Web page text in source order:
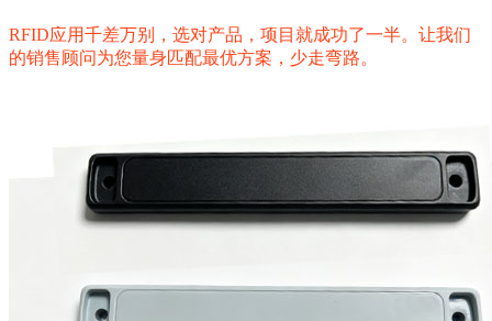
RFID应用千差万别，选对产品，项目就成功了一半。让我们
的销售顾问为您量身匹配最优方案，少走弯路。